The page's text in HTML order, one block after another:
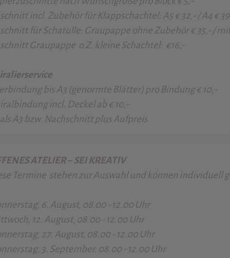
incl. Zubehör für Klappschachtel: A5 € 32,- / A4 €
für Schatulle: Graupappe ohne Zubehör € 35,- /
Graupappe o.Z. kleine Schachtel: €16,-
(genormte Blätter) pro Bindung € 10,-
Deckel ab € 10,-
plus Aufpreis
ATELIER – SEI KREATIV
Termine stehen zur Auswahl und können individuell
6. August, 08.00 - 12.00 Uhr
12. August, 08.00 - 12.00 Uhr
27. August, 08.00 - 12.00 Uhr
3. September, 08.00 - 12.00 Uhr